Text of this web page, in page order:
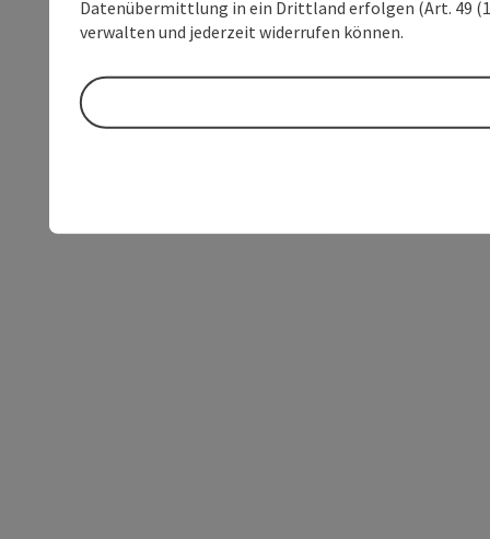
Datenübermittlung in ein Drittland erfolgen (Art. 49
verwalten und jederzeit widerrufen können.